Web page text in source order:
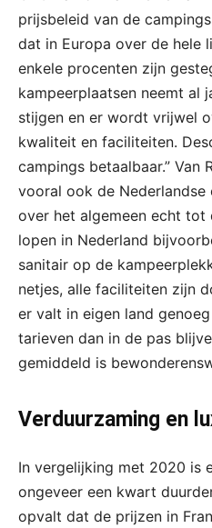
prijsbeleid van de
dat in Europa over de hele
enkele procenten zijn
kampeerplaatsen neemt al
stijgen en er wordt vrijwel
kwaliteit en faciliteiten.
campings betaalbaar.” Van
vooral ook de Nederlandse
over het algemeen echt tot
lopen in Nederland
sanitair op de
netjes, alle faciliteiten zijn
er valt in eigen land
tarieven dan in de pas
gemiddeld is
Verduurzaming en
In vergelijking met 2020 is
ongeveer een kwart
opvalt dat de prijzen in